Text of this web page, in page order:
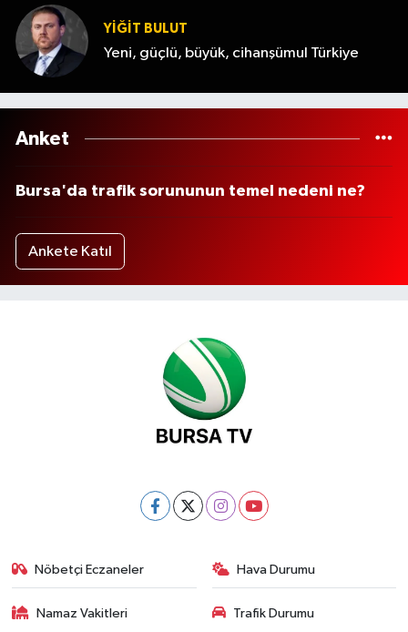
YİĞİT BULUT
Yeni, güçlü, büyük, cihanşümul Türkiye
Anket
Bursa'da trafik sorununun temel nedeni ne?
Ankete Katıl
Nöbetçi Eczaneler Hava Durumu
Namaz Vakitleri Trafik Durumu